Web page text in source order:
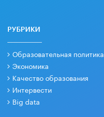
РУБРИКИ
Образовательная политика
Экономика
Качество образования
Интервести
Big data